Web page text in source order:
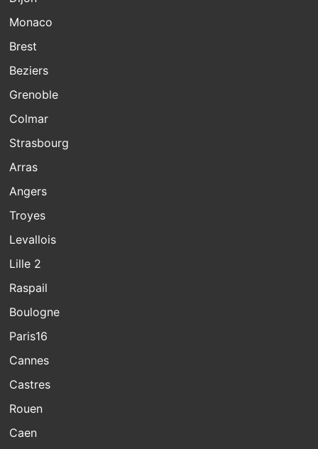
Monaco
Brest
Beziers
Grenoble
Colmar
Strasbourg
Arras
Angers
Troyes
Levallois
Lille 2
Raspail
Boulogne
Paris16
Cannes
Castres
Rouen
Caen